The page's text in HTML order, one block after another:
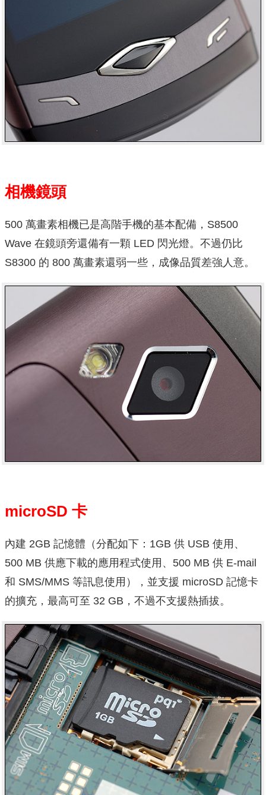
相機鏡頭
500 萬畫素相機已是高階手機的基本配備，S8500
Wave 在鏡頭旁還備有一顆 LED 閃光燈。不過仍比
S8300 的 800 萬畫素還弱一些，成像品質差強人意。
microSD 卡
內建 2GB 記憶體（分配如下：1GB 供 USB 使用、
500 MB 供應下載的應用程式使用、500 MB 供 E-mail
和 SMS/MMS 等訊息使用），並支援 microSD 記憶卡
的擴充，最高可至 32 GB，不過不支援熱插拔。